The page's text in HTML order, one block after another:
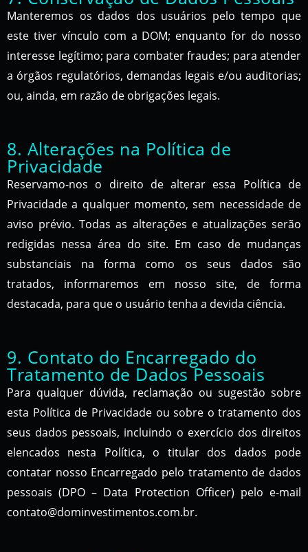
Manteremos os dados dos usuários pelo tempo que
este tiver vínculo com a DOM; enquanto for do nosso
interesse legítimo; para combater fraudes; para atender
a órgãos regulatórios, demandas legais e/ou auditorias;
ou, ainda, em razão de obrigações legais.
8. Alterações na Política de
Privacidade
Reservamo-nos o direito de alterar essa Política de
Privacidade a qualquer momento, sem necessidade de
aviso prévio. Todas as alterações e atualizações serão
redigidas nessa área do site. Em caso de mudanças
substanciais na forma como os seus dados são
tratados, informaremos em nosso site, de forma
destacada, para que o usuário tenha a devida ciência.
9. Contato do Encarregado do
Tratamento de Dados Pessoais
Para qualquer dúvida, reclamação ou sugestão sobre
esta Política de Privacidade ou sobre o tratamento dos
seus dados pessoais, incluindo o exercício dos direitos
elencados nesta Política, o titular dos dados pode
contatar nosso Encarregado pelo tratamento de dados
pessoais (DPO – Data Protection Officer) pelo e-mail
contato@dominvestimentos.com.br.